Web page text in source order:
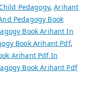
Pedagogy,Arihant
Pedagogy Book
Book Arihant In
Book Arihant Pdf,
Arihant Pdf In
Book Arihant Pdf